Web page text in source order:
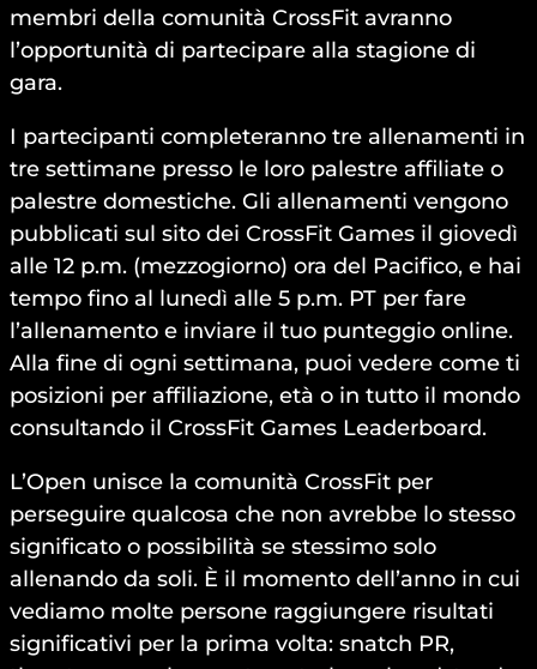
membri della comunità CrossFit avranno
l’opportunità di partecipare alla stagione di
gara.
I partecipanti completeranno tre allenamenti in
tre settimane presso le loro palestre affiliate o
palestre domestiche. Gli allenamenti vengono
pubblicati sul sito dei CrossFit Games il giovedì
alle 12 p.m. (mezzogiorno) ora del Pacifico, e hai
tempo fino al lunedì alle 5 p.m. PT per fare
l’allenamento e inviare il tuo punteggio online.
Alla fine di ogni settimana, puoi vedere come ti
posizioni per affiliazione, età o in tutto il mondo
consultando il CrossFit Games Leaderboard.
L’Open unisce la comunità CrossFit per
perseguire qualcosa che non avrebbe lo stesso
significato o possibilità se stessimo solo
allenando da soli. È il momento dell’anno in cui
vediamo molte persone raggiungere risultati
significativi per la prima volta: snatch PR,